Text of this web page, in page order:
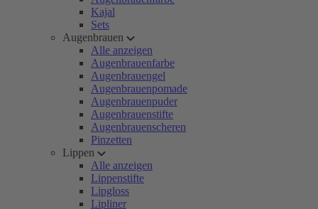
Kajal
Sets
Augenbrauen
Alle anzeigen
Augenbrauenfarbe
Augenbrauengel
Augenbrauenpomade
Augenbrauenpuder
Augenbrauenstifte
Augenbrauenscheren
Pinzetten
Lippen
Alle anzeigen
Lippenstifte
Lipgloss
Lipliner